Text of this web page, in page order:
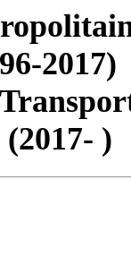
2017)
)